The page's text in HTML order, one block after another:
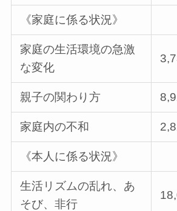
《家庭に係る状況》
家庭の生活環境の急激
な変化
親子の関わり方
家庭内の不和
《本人に係る状況》
生活リズムの乱れ、あ
そび、非行